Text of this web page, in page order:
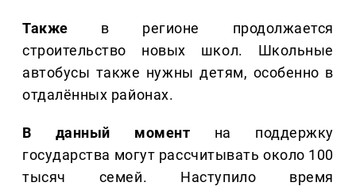
Также в регионе продолжается
строительство новых школ. Школьные
автобусы также нужны детям, особенно в
отдалённых районах.
В данный момент на поддержку
государства могут рассчитывать около 100
тысяч семей. Наступило время